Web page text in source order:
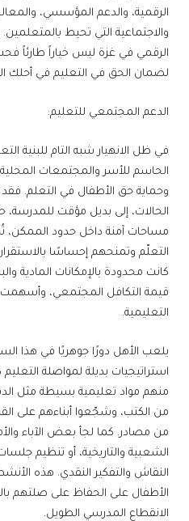
الرقمية، والدعم المؤسسي،
والاجتماعية التي تحيط
الرقمي في غزة ليس خياراً طارئاً
لضمان الحق في التعليم في أحلك
الدعم المجتمعي للتعليم:
في ظل الانهيار شبه التام للبنية
الحاسم للأسر والمجتمعات
وحماية حق الأطفال في التعلم.
الحالات، إلى بديل مؤقت
مساحات آمنة داخل حدود الممكن،
التعلّم وتمنحهم إحساسًا
كانت محدودة بالإمكانات المادية
قيمة التكافل المجتمعي،
التعليمية.
يلعب الأهل دورًا جوهريًا في هذا
استراتيجيات بديلة لمواصلة
منهم مواد تعليمية بسيطة مثل
من الكتب، وشجّعوا أبناءهم على
من مصادر. كما لجأ بعض الآباء
الشعبية والتاريخية، أو تنظيم
النقاش والتفكير النقدي. هذه
الأطفال على الحفاظ على صلتهم
الانقطاع المدرسي الطويل.